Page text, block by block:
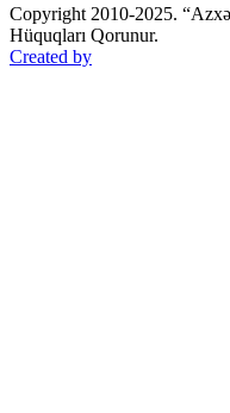
Copyright 2010-2025.
Hüquqları Qorunur.
Created by